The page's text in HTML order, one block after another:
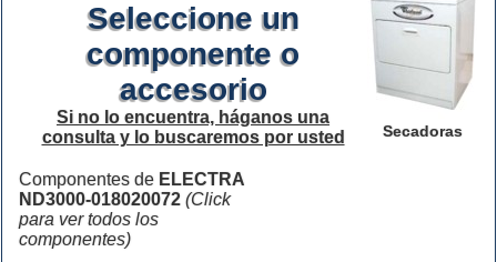
Secadoras
Seleccione un
componente o
accesorio
Si no lo encuentra, háganos una
consulta y lo buscaremos por usted
Componentes de ELECTRA
ND3000-018020072 (Click
para ver todos los
componentes)